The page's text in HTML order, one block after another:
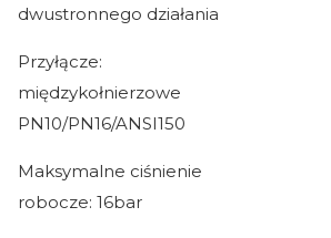
dwustronnego działania
Przyłącze:
międzykołnierzowe
PN10/PN16/ANSI150
Maksymalne ciśnienie
robocze: 16bar